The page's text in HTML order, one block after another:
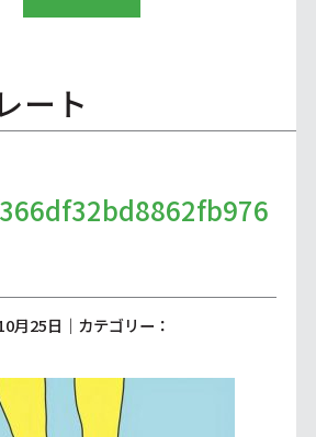
ート
月25日｜カテゴリー：